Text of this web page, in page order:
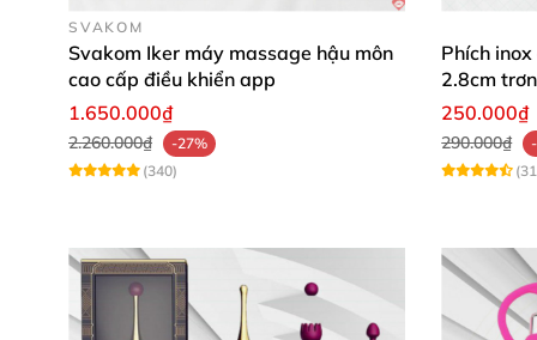
Dụng cụ kích thích hậu môn (HM07H)
kiếm niềm vui từ tình dục “cửa sau” đềucó
táo bạo
Hướng dẫn sử dụng:
– Thụt rửa thật sạchsẽ bên trong hậu môn.
SVAKOM
Svakom Iker máy massage hậu môn
cao cấp điều khiển app
1.650.000₫
2.260.000₫
-27%
(340)
Phích
2.8cm
250.000₫
290.000₫